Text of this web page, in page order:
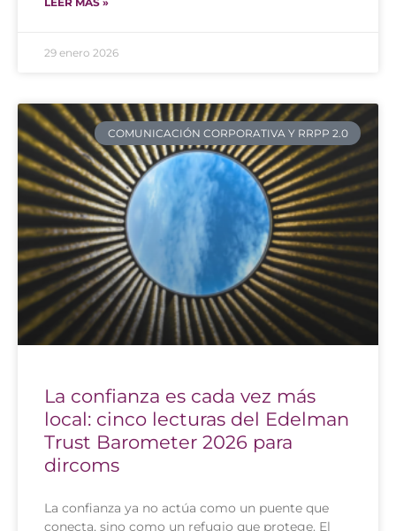
29 enero 2026
COMUNICACIÓN CORPORATIVA Y RRPP 2.0
La confianza es cada vez más
local: cinco lecturas del Edelman
Trust Barometer 2026 para
dircoms
La confianza ya no actúa como un puente que
conecta, sino como un refugio que protege. El